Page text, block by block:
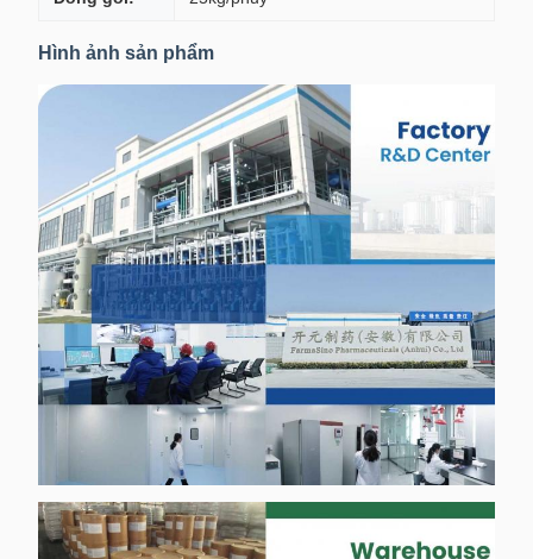
Hình ảnh sản phẩm